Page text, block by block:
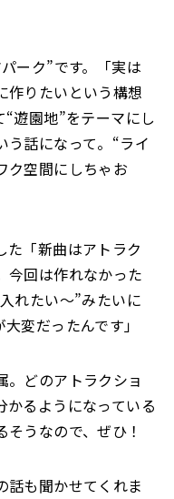
ーク”です。「実は
作りたいという構想
遊園地”をテーマにし
う話になって。“ライ
ク空間にしちゃお
た「新曲はアトラク
今回は作れなかった
れたい～”みたいに
変だったんです」
。どのアトラクショ
かるようになっている
うなので、ぜひ！
話も聞かせてくれま